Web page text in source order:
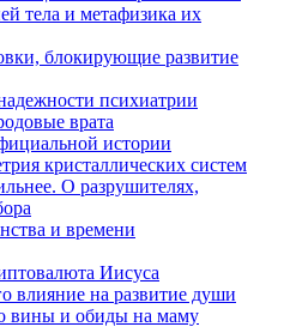
тела и метафизика их
блокирующие развитие
психиатрии
врата
истории
кристаллических систем
О разрушителях,
и времени
Иисуса
влияние на развитие души
вины и обиды на маму